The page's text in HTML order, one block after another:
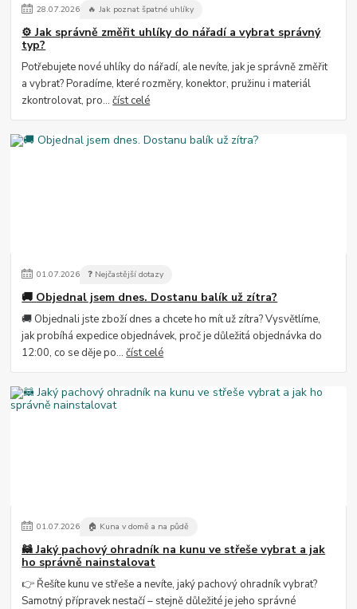
28.07.2026 🔥 Jak poznat špatné uhlíky
⚙️ Jak správně změřit uhlíky do nářadí a vybrat správný
typ?
Potřebujete nové uhlíky do nářadí, ale nevíte, jak je správně změřit
a vybrat? Poradíme, které rozměry, konektor, pružinu i materiál
zkontrolovat, pro...číst celé
01.07.2026 ❓ Nejčastější dotazy
🚚 Objednal jsem dnes. Dostanu balík už zítra?
🚚 Objednali jste zboží dnes a chcete ho mít už zítra? Vysvětlíme,
jak probíhá expedice objednávek, proč je důležitá objednávka do
12:00, co se děje po...číst celé
01.07.2026 🏠 Kuna v domě a na půdě
🦝 Jaký pachový ohradník na kunu ve střeše vybrat a jak
ho správně nainstalovat
👉 Řešíte kunu ve střeše a nevíte, jaký pachový ohradník vybrat?
Samotný přípravek nestačí – stejně důležité je jeho správné